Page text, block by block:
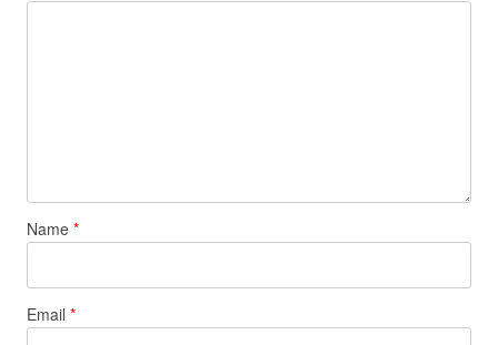
Name *
Email *